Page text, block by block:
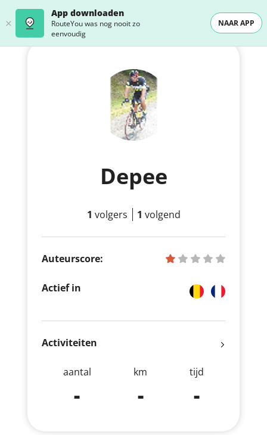
App downloaden
RouteYou was nog nooit zo
eenvoudig
NAAR APP
Depee
1 volgers 1 volgend
Auteurscore:
Actief in
Activiteiten
aantal
-
km
-
tijd
-